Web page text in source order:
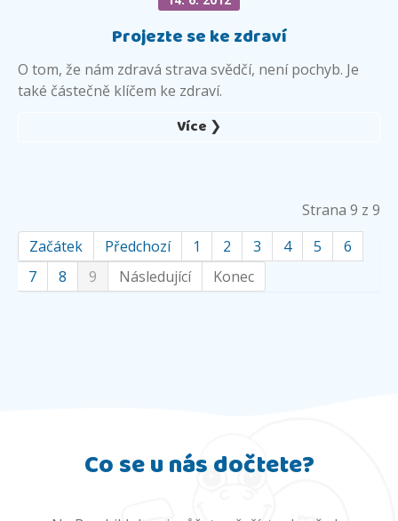
Projezte se ke zdraví
O tom, že nám zdravá strava svědčí, není pochyb. Je
také částečně klíčem ke zdraví.
Více ❯
Strana 9 z 9
Začátek
Předchozí 1 2 3 4 5
6
7
8 9 Následující Konec
Co se u nás dočtete?